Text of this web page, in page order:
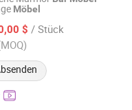
Möbel
$ / Stück
2020